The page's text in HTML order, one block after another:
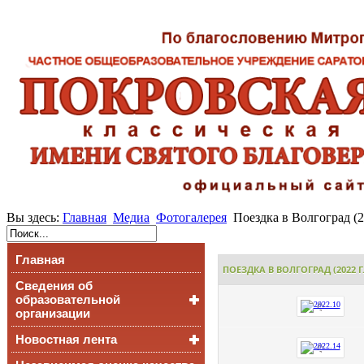
Вы здесь: Главная Медиа Фотогалерея Поездка в Волгоград
Главная
Сведения об
образовательной
организации
Основные сведения
Структура и органы
Новостная лента
ПОЕЗДКА В ВОЛГОГРАД (2022